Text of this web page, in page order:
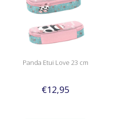
Panda Etui Love 23 cm
€12,95